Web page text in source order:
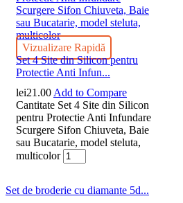
Vizualizare Rapidă
Set 4 Site din Silicon pentru
Protectie Anti Infun...
lei21.00 Add to Compare
Cantitate Set 4 Site din Silicon
pentru Protectie Anti Infundare
Scurgere Sifon Chiuveta, Baie
sau Bucatarie, model steluta,
multicolor
Set de broderie cu diamante 5d...